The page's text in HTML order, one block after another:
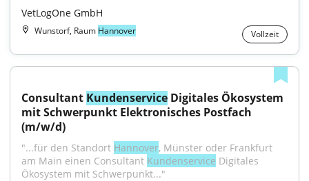
VetLogOne GmbH
Wunstorf, Raum Hannover Vollzeit
Consultant Kundenservice Digitales Ökosystem
mit Schwerpunkt Elektronisches Postfach
(m/w/d)
"...für den Standort Hannover, Münster oder Frankfurt
am Main einen Consultant Kundenservice Digitales
Ökosystem mit Schwerpunkt..."